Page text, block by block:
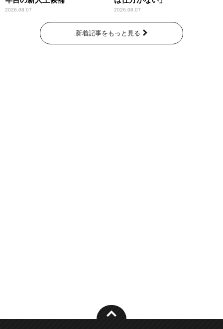
2026.08.07 2026.08.07
新着記事をもっと見る